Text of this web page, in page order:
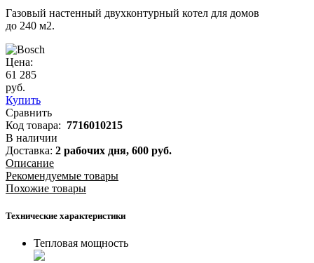
Газовый настенный двухконтурный котел для домов
до 240 м2.
Цена:
61 285
руб.
Купить
Сравнить
Код товара: 7716010215
В наличии
Доставка: 2 рабочих дня, 600 руб.
Описание
Рекомендуемые товары
Похожие товары
Технические характеристики
Тепловая мощность